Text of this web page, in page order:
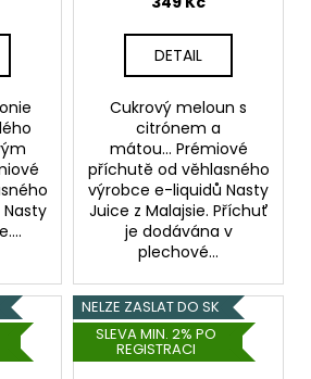
DETAIL
Cukrový meloun s
citrónem a
mátou... Prémiové
příchutě od věhlasného
výrobce e-liquidů Nasty
Juice z Malajsie. Příchuť
je dodávána v
plechové...
NELZE ZASLAT DO SK
SLEVA MIN. 2% PO
REGISTRACI